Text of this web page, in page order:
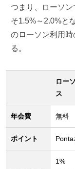
つまり、ローソ
そ1.5%～2.0%と
のローソン利用
る。
ロー
ス
年会費 無料
ポイント Ponta
1%